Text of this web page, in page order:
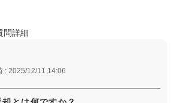
問詳細
: 2025/12/11 14:06